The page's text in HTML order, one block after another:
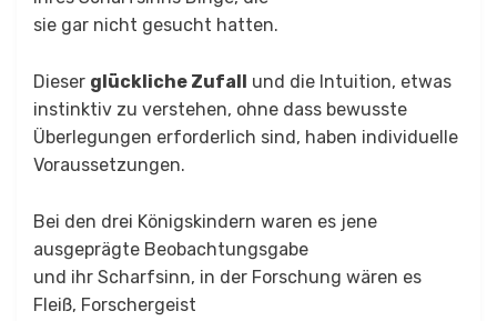
sie gar nicht gesucht hatten.
Dieser glückliche Zufall und die Intuition, etwas
instinktiv zu verstehen, ohne dass bewusste
Überlegungen erforderlich sind, haben individuelle
Voraussetzungen.
Bei den drei Königskindern waren es jene
ausgeprägte Beobachtungsgabe
und ihr Scharfsinn, in der Forschung wären es
Fleiß, Forschergeist